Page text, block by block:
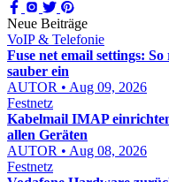
Neue Beiträge
VoIP & Telefonie
Fuse net email settings:
sauber ein
AUTOR • Aug 09, 2026
Festnetz
Kabelmail IMAP
allen Geräten
AUTOR • Aug 08, 2026
Festnetz